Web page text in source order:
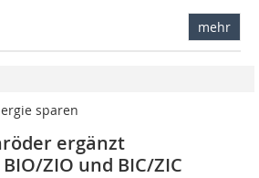
mehr
sparen
ergänzt
ZIO und BIC/ZIC